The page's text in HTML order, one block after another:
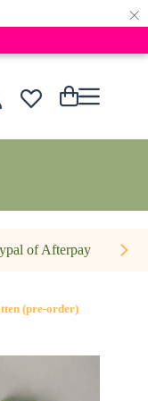
×
Winkelwagen
of Afterpay
(pre-order)